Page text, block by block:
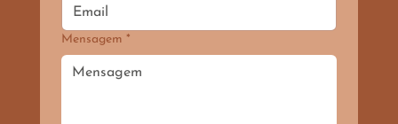
Mensagem *